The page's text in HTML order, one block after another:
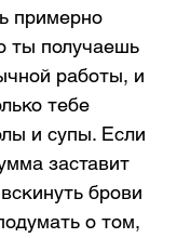
примерно
ты получаешь
работы, и
тебе
и супы. Если
заставит
брови
о том,